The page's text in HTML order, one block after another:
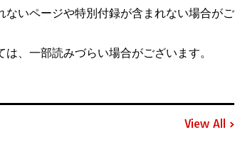
いページや特別付録が含まれない場合がご
、一部読みづらい場合がございます。
View All